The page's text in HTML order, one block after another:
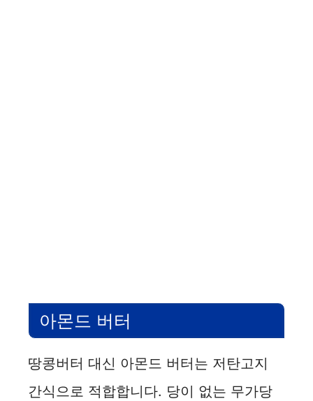
아몬드 버터
땅콩버터 대신 아몬드 버터는 저탄고지
간식으로 적합합니다. 당이 없는 무가당